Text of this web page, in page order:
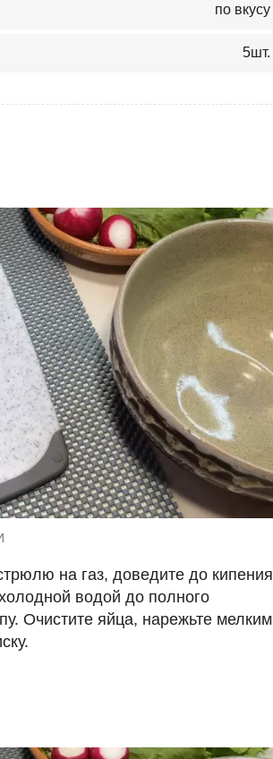
по вкусу
5шт.
на газ, доведите до кипения
водой до полного
Очистите яйца, нарежьте мелким